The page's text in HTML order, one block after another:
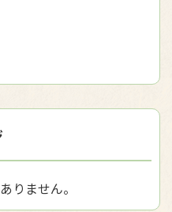
りません。